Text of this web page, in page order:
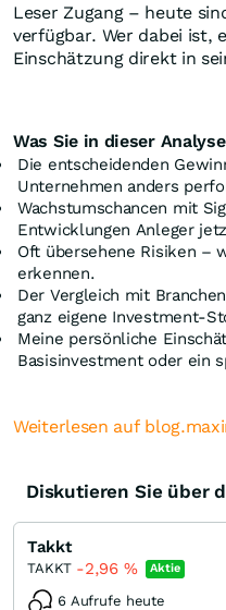
Leser Zugang – heute
verfügbar. Wer dabei ist,
Einschätzung direkt in
Was Sie in dieser
Die entscheidenden
Unternehmen anders
Wachstumschancen mit
Entwicklungen Anleger
Oft übersehene Risiken –
erkennen.
Der Vergleich mit
ganz eigene Investment-
Meine persönliche
Basisinvestment oder ein
Weiterlesen auf
Diskutieren Sie über
Takkt
TAKKT -2,96 % Aktie
6 Aufrufe heute